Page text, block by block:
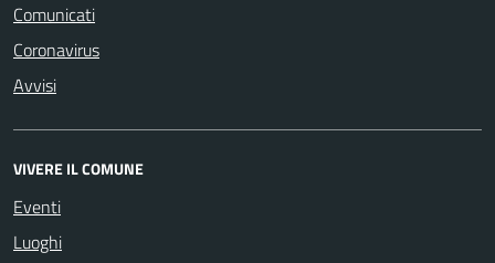
Comunicati
Coronavirus
Avvisi
VIVERE IL COMUNE
Eventi
Luoghi